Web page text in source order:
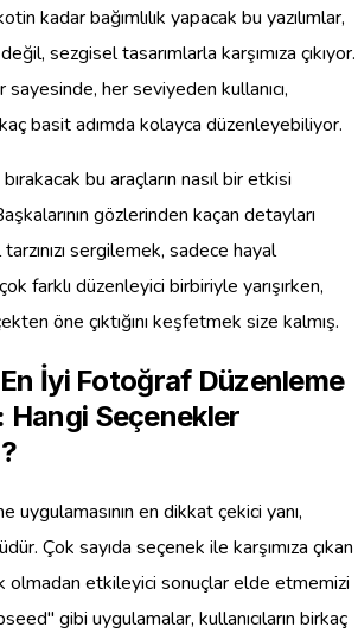
kadar bağımlılık yapacak bu yazılımlar,
sezgisel tasarımlarla karşımıza çıkıyor.
sayesinde, her seviyeden kullanıcı,
basit adımda kolayca düzenleyebiliyor.
bırakacak bu araçların nasıl bir etkisi
gözlerinden kaçan detayları
sergilemek, sadece hayal
farklı düzenleyici birbiriyle yarışırken,
öne çıktığını keşfetmek size kalmış.
En İyi Fotoğraf Düzenleme
Hangi Seçenekler
en dikkat çekici yanı,
Çok sayıda seçenek ile karşımıza çıkan
olmadan etkileyici sonuçlar elde etmemizi
gibi uygulamalar, kullanıcıların birkaç